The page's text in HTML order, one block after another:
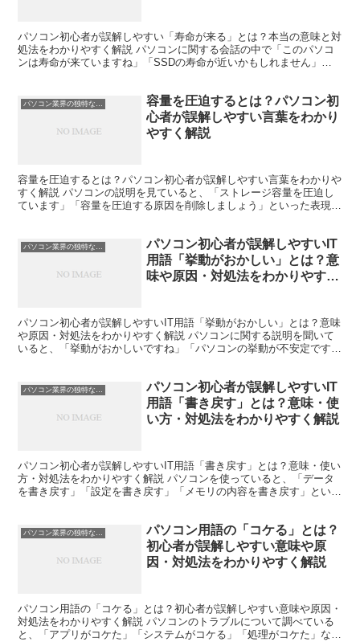
パソコン初心者が誤解しやすい「寿命が来る」とは？本当の意味と対
処法をわかりやすく解説 パソコンに関する会話の中で「このパソコ
ンは寿命が来ていますね」「SSDの寿命が近いかもしれません」な
容量を圧迫するとは？パソコン初
心者が誤解しやすい言葉をわかり
やすく解説
容量を圧迫するとは？パソコン初心者が誤解しやすい言葉をわかりや
すく解説 パソコンの説明を見ていると、「ストレージ容量を圧迫し
ています」「容量を圧迫する原因を削除しましょう」といった表現を
パソコン初心者が誤解しやすいIT
用語「挙動がおかしい」とは？意
味や原因・対処法をわかりやすく
パソコン初心者が誤解しやすいIT用語「挙動がおかしい」とは？意味
や原因・対処法をわかりやすく解説 パソコンに関する説明を聞いて
いると、「挙動がおかしいですね」「パソコンの挙動が不安定です」
パソコン初心者が誤解しやすいIT
用語「書き戻す」とは？意味・使
い方・対処法をわかりやすく解説
パソコン初心者が誤解しやすいIT用語「書き戻す」とは？意味・使い
方・対処法をわかりやすく解説 パソコンを使っていると、「データ
を書き戻す」「設定を書き戻す」「メモリの内容を書き戻す」といっ
パソコン用語の「コケる」とは？
初心者が誤解しやすい意味や原
因・対処法をわかりやすく解説
パソコン用語の「コケる」とは？初心者が誤解しやすい意味や原因・
対処法をわかりやすく解説 パソコンのトラブルについて調べている
と、「アプリがコケた」「システムがコケる」「処理がコケた」など